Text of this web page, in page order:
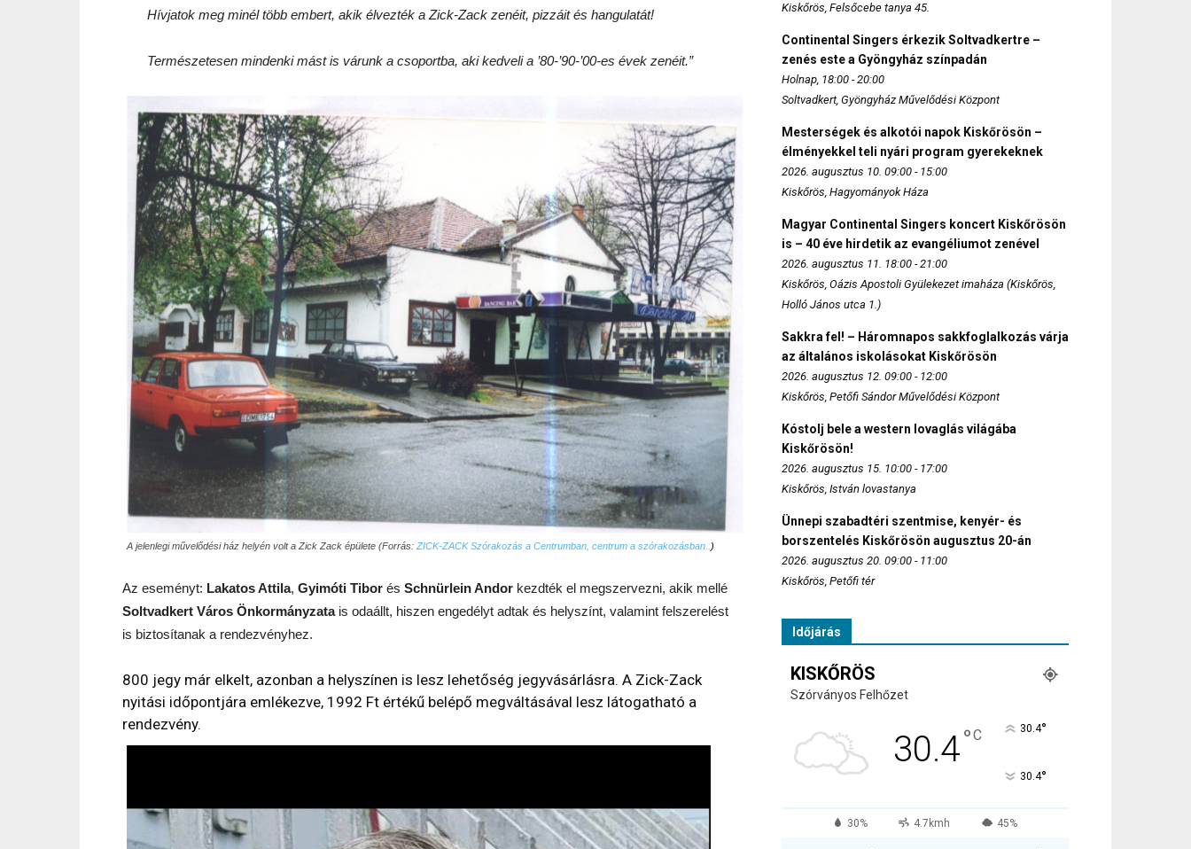
Hívjatok meg minél több embert, akik élvezték a Zick-Zack zenéit, pizzáit és hangulatát!
Természetesen mindenki mást is várunk a csoportba, aki kedveli a ’80-’90-’00-es évek zenéit.”
A jelenlegi művelődési ház helyén volt a Zick Zack épülete (Forrás: ZICK-ZACK Szórakozás a Centrumban, centrum a szórakozásban..)
Az eseményt: Lakatos Attila, Gyimóti Tibor és Schnürlein Andor kezdték el megszervezni, akik mellé
Soltvadkert Város Önkormányzatais odaállt, hiszen engedélyt adtak és helyszínt, valamint felszerelést
is biztosítanak a rendezvényhez.
800 jegy már elkelt, azonban a helyszínen is lesz lehetőség jegyvásárlásra. A Zick-Zack
nyitási időpontjára emlékezve, 1992 Ft értékű belépő megváltásával lesz látogatható a
rendezvény.
Kiskőrös, Felsőcebe tanya 45.
Continental Singers érkezik Soltvadkertre –
zenés este a Gyöngyház színpadán
Holnap, 18:00 - 20:00
Soltvadkert, Gyöngyház Művelődési Központ
Mesterségek és alkotói napok Kiskőrösön –
élményekkel teli nyári program gyerekeknek
2026. augusztus 10. 09:00 - 15:00
Kiskőrös, Hagyományok Háza
Magyar Continental Singers koncert Kiskőrösön
is – 40 éve hirdetik az evangéliumot zenével
2026. augusztus 11. 18:00 - 21:00
Kiskőrös, Oázis Apostoli Gyülekezet imaháza (Kiskőrös,
Holló János utca 1.)
Sakkra fel! – Háromnapos sakkfoglalkozás várja
az általános iskolásokat Kiskőrösön
2026. augusztus 12. 09:00 - 12:00
Kiskőrös, Petőfi Sándor Művelődési Központ
Kóstolj bele a western lovaglás világába
Kiskőrösön!
2026. augusztus 15. 10:00 - 17:00
Kiskőrös, István lovastanya
Ünnepi szabadtéri szentmise, kenyér- és
borszentelés Kiskőrösön augusztus 20-án
2026. augusztus 20. 09:00 - 11:00
Kiskőrös, Petőfi tér
Időjárás
KISKŐRÖS
Szórványos Felhőzet
30.4°C 30.4°
30.4°
30% 4.7kmh 45%